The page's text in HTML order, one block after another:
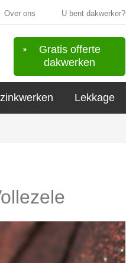
Over ons U bent dakwerker?
Gratis offerte
dakwerken
Lekkage